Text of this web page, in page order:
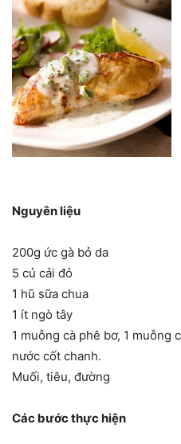
Nguyên liệu
200g ức gà bỏ da
5 củ cải đỏ
1 hũ sữa chua
1 ít ngò tây
1 muỗng cà phê bơ, 1 muỗng
nước cốt chanh.
Muối, tiêu, đường
Các bước thực hiện